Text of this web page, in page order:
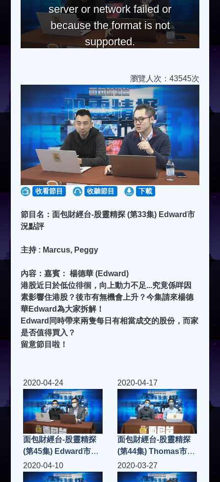
server or network failed or
because the format is not
supported.
瀏覽人次：43545次
收看節目 收聽節目 下載
節目名：面包財經台-股靈精探 (第33集) Edward市
況點評
主持 : Marcus, Peggy
內容：嘉賓： 楊德華 (Edward)
港股近日於低位徘徊，向上動力不足...究竟係咩因
素影響住港股？後市有無機會上升？今集請來楊德
華Edward為大家拆解！
Edward同時帶來兩隻每日有相當成交的股份，而家
是否值得買入？
留意節目啦！
2020-04-24
面包財經台-股靈精探
(第45集) Edward市況
點評
2020-04-17
面包財經台-股靈精探
(第44集) Thomas市況
點評
2020-04-10 2020-03-27